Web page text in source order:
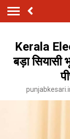
Kerala
बड़ा